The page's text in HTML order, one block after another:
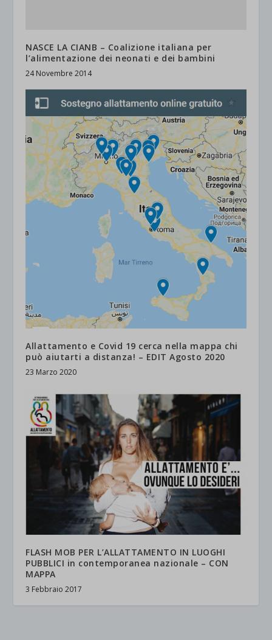
NASCE LA CIANB – Coalizione italiana per
l’alimentazione dei neonati e dei bambini
24 Novembre 2014
Allattamento e Covid 19 cerca nella mappa chi
può aiutarti a distanza! – EDIT Agosto 2020
23 Marzo 2020
FLASH MOB PER L’ALLATTAMENTO IN LUOGHI
PUBBLICI in contemporanea nazionale – CON
MAPPA
3 Febbraio 2017